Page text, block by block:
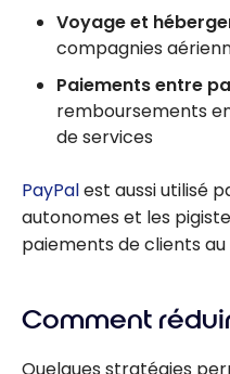
Voyage et
compagnies
Paiements entre
remboursements
de services
PayPalest aussi utilisé
autonomes et les
paiements de clients
Comment